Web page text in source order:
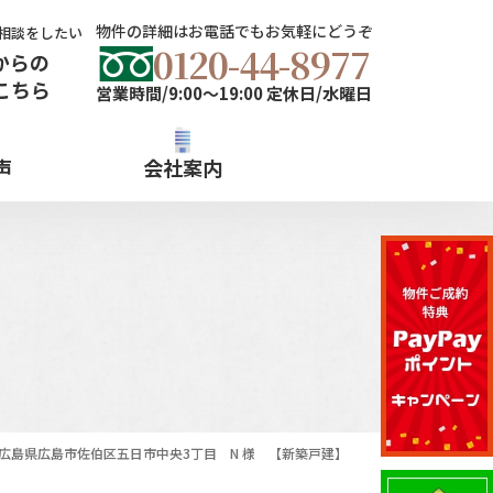
談をしたい
らの
ちら
物件の詳細はお電話でもお気軽にどうぞ
0120-44-8977
営業時間/9:00～19:00 定休日/水曜日
会社案内
島県広島市佐伯区五日市中央3丁目 N 様 【新築戸建】